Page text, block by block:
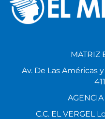
MATRIZ
Av. De Las Américas
C.C. EL VERGEL